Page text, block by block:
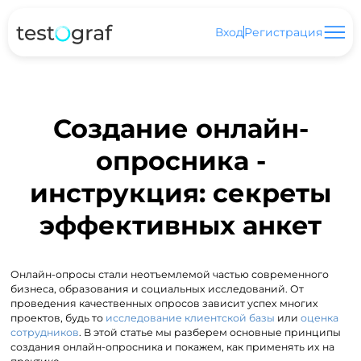
ВходРегистрация
Создание онлайн-
опросника -
инструкция: секреты
эффективных анкет
Онлайн-опросы стали неотъемлемой частью современного
бизнеса, образования и социальных исследований. От
проведения качественных опросов зависит успех многих
проектов, будь то исследование клиентской базы илиоценка
сотрудников. В этой статье мы разберем основные принципы
создания онлайн-опросника и покажем, как применять их на